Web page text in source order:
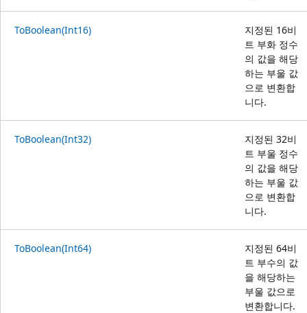
ToBoolean(Int16)
지정된 16비
트 부화 정수
의 값을 해당
하는 부울 값
으로 변환합
니다.
ToBoolean(Int32)
지정된 32비
트 부울 정수
의 값을 해당
하는 부울 값
으로 변환합
니다.
ToBoolean(Int64)
지정된 64비
트 부수의 값
을 해당하는
부울 값으로
변환합니다.